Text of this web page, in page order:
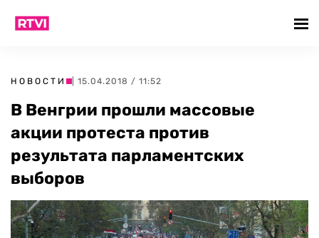
НОВОСТИ | 15.04.2018 / 11:52
В Венгрии прошли массовые
акции протеста против
результата парламентских
выборов